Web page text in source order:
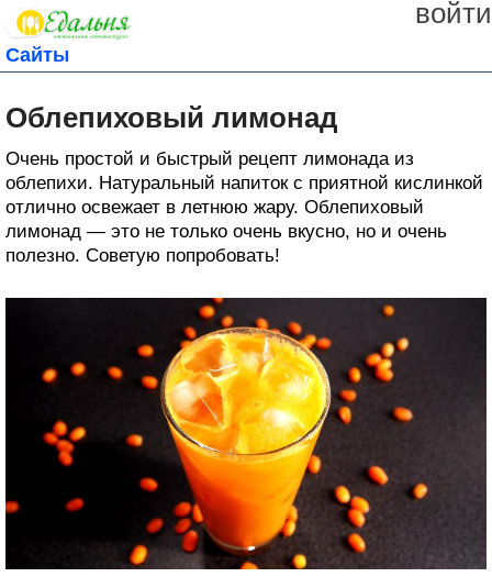
войти
Сайты
Облепиховый лимонад
Очень простой и быстрый рецепт лимонада из
облепихи. Натуральный напиток с приятной кислинкой
отлично освежает в летнюю жару. Облепиховый
лимонад — это не только очень вкусно, но и очень
полезно. Советую попробовать!